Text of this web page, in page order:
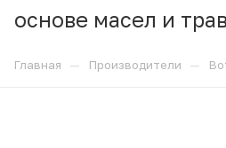
основе масел и трав
Главная — Производители —